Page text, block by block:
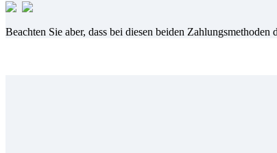
Beachten Sie aber, dass bei diesen beiden